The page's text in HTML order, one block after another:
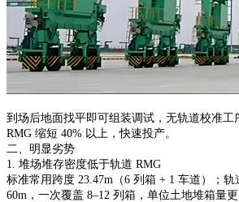
到场后地面找平即可组装调试，无轨道校准工
RMG 缩短 40% 以上，快速投产。
二、明显劣势
1. 堆场堆存密度低于轨道 RMG
标准常用跨度 23.47m（6 列箱 + 1 车道）；轨
60m，一次覆盖 8–12 列箱，单位土地堆箱量